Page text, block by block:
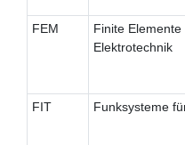
FEM
Finite
Elektrotechnik
FIT Funksysteme